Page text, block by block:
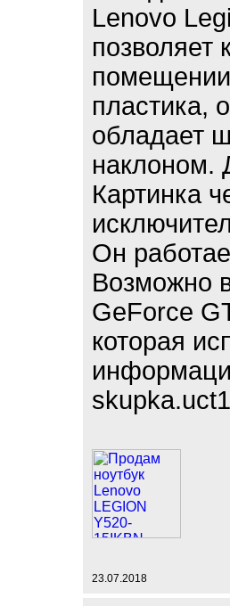
Lenovo
позволяет
пластика,
обладает
наклоном.
Картинка
Он
Возможно
GeForce
которая
23.07.2018